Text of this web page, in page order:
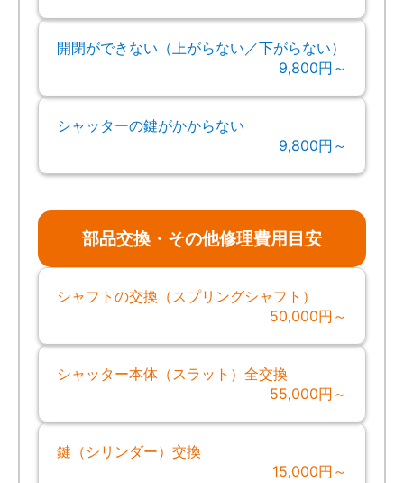
開閉ができない（上がらない／下がらない）
9,800円～
シャッターの鍵がかからない
9,800円～
部品交換・その他修理費用目安
シャフトの交換（スプリングシャフト）
50,000円～
シャッター本体（スラット）全交換
55,000円～
鍵（シリンダー）交換
15,000円～